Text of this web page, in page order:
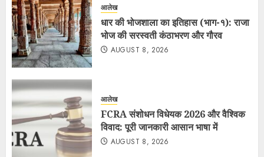
आलेख
धार की भोजशाला का इतिहास (भाग-१): राजा
भोज की सरस्वती कंठाभरण और गौरव
AUGUST 8, 2026
आलेख
FCRA संशोधन विधेयक 2026 और वैश्विक
विवाद: पूरी जानकारी आसान भाषा में
AUGUST 8, 2026